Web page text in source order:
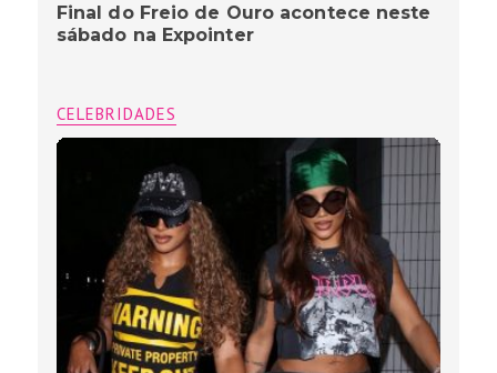
Final do Freio de Ouro acontece neste
sábado na Expointer
CELEBRIDADES